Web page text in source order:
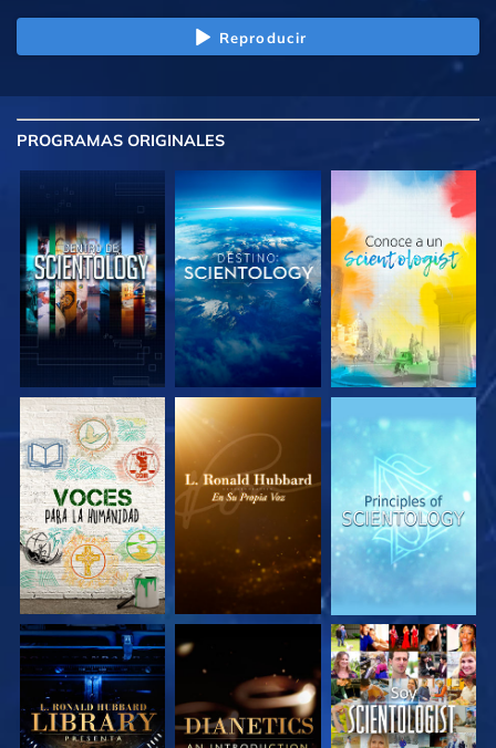
Reproducir
PROGRAMAS ORIGINALES
EXPLORA LAS
SERIES
EXPLORA LAS
SERIES
EXPLORA LAS
SERIES
EXPLORA LAS
SERIES
EXPLORA LAS
SERIES
VE